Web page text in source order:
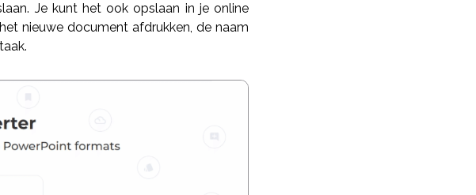
Je kunt het ook opslaan in je online
nieuwe document afdrukken, de naam